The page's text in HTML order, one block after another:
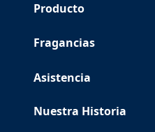
Producto
Fragancias
Asistencia
Nuestra Historia